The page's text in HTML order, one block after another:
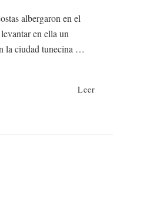
albergaron en el
en ella un
la ciudad tunecina …
Leer